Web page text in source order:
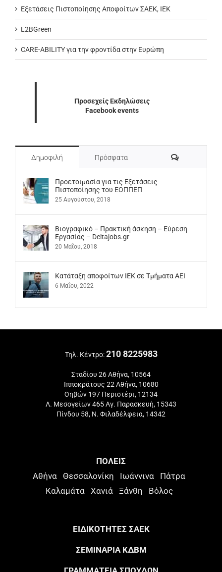
Εξετάσεις Πιστοποίησης Αποφοίτων ΣΑΕΚ, ΙΕΚ
L2BGreen
CARE-ABILITY για την φροντίδα στην Ευρώπη
Προσεχείς Εκδηλώσεις
Facebook events
Δημοφιλή Πρόσφατα Σχόλια
Προετοιμασία για τις Εξετάσεις
Πιστοποίησης του ΕΟΠΠΕΠ
25 Αυγούστου, 2018
Βιογραφικό – Πρακτική άσκηση – Εύρεση
Εργασίας – Deltajobs.gr
20 Μαΐου, 2018
Kατάταξη αποφοίτων ΙΕΚ σε Τμήματα ΑΕΙ
6 Μαΐου, 2022
Τηλ. Κέντρο:210 8225983
Σταδίου 26 Αθήνα, 10564
Ιπποκράτους 22 Αθήνα, 10680
Θηβών 197 Περιστέρι, 12134
Λ. Μεσογείων 465 Αγ. Παρασκευή, 15343
Πίνδου 58, Ν. Φιλαδέλφεια, 14342
ΠΟΛΕΙΣ
Αθήνα Θεσσαλονίκη Ιωάννινα
Πάτρα
Καλαμάτα
Χανιά Ξάνθη Βόλος
ΕΙΔΙΚΟΤΗΤΕΣ ΣΑΕΚ
ΣΕΜΙΝΑΡΙΑ ΚΔΒΜ